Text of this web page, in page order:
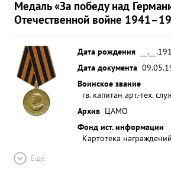
Медаль «За победу над
Отечественной войне
Дата рождения
Дата документа
Воинское звание
гв. капитан арт.-тех.
Архив ЦАМО
Фонд ист. информации
Картотека награждений
Ещё